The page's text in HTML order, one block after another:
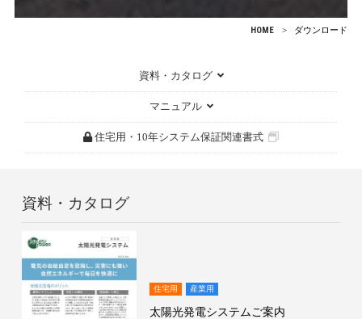
HOME ダウンロード
資料・カタログ
マニュアル
住宅用・10年システム保証関連書式
資料・ カタログ
住宅用 産業用
太陽光発電システムご案内